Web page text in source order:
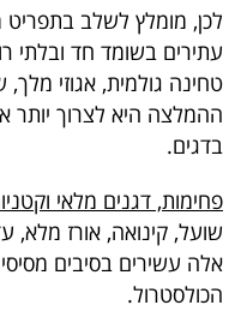
פעולה
דרושים
ניוזלטרים
מייל
לכן, מומלץ לשלב בתפריט
טחינה גולמית, אגוזי
בדגים.
פחימות, דגנים מלאי
שועל, קינואה, אורז מלא,
אלה עשירים בסיבים
הכולסטרול.